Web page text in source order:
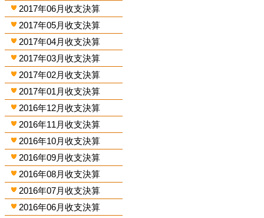
2017年06月收支決算
2017年05月收支決算
2017年04月收支決算
2017年03月收支決算
2017年02月收支決算
2017年01月收支決算
2016年12月收支決算
2016年11月收支決算
2016年10月收支決算
2016年09月收支決算
2016年08月收支決算
2016年07月收支決算
2016年06月收支決算